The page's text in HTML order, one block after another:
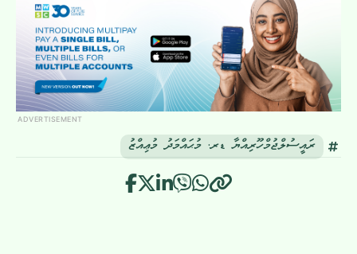
ADVERTISEMENT
ރައީސުލްޖުމްހޫރިއްޔާ ޑރ. މުޙައްމަދު މުޢިއްޒު